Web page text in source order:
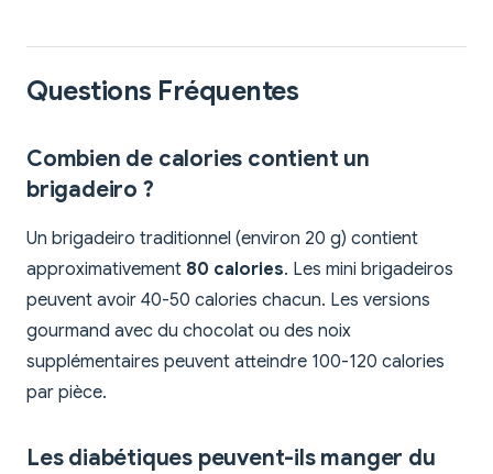
Questions Fréquentes
Combien de calories contient un
brigadeiro ?
Un brigadeiro traditionnel (environ 20 g) contient
approximativement 80 calories. Les mini brigadeiros
peuvent avoir 40-50 calories chacun. Les versions
gourmand avec du chocolat ou des noix
supplémentaires peuvent atteindre 100-120 calories
par pièce.
Les diabétiques peuvent-ils manger du